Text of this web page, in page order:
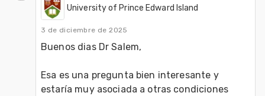
University of Prince Edward Island
3 de diciembre de 2025
Buenos dias Dr Salem,
Esa es una pregunta bien interesante y
estaría muy asociada a otras condiciones